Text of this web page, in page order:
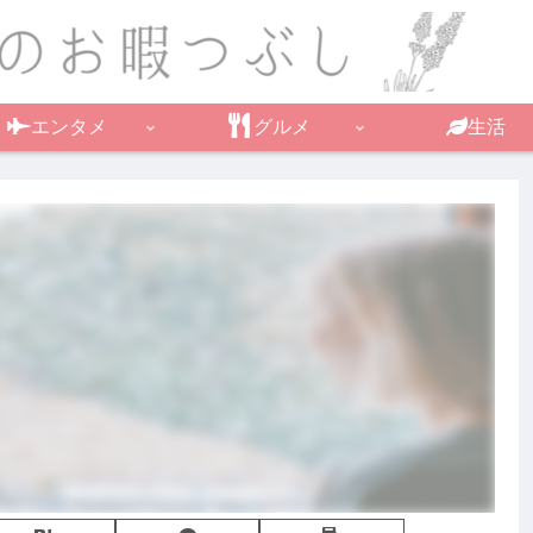
エンタメ グルメ 生活